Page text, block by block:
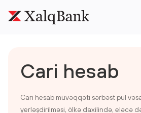
Cari hesab
Cari hesab müvəqqəti sərbəst pul
yerləşdirilməsi, ölkə daxilində, eləcə